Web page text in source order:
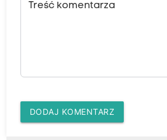
Treść komentarza
DODAJ KOMENTARZ